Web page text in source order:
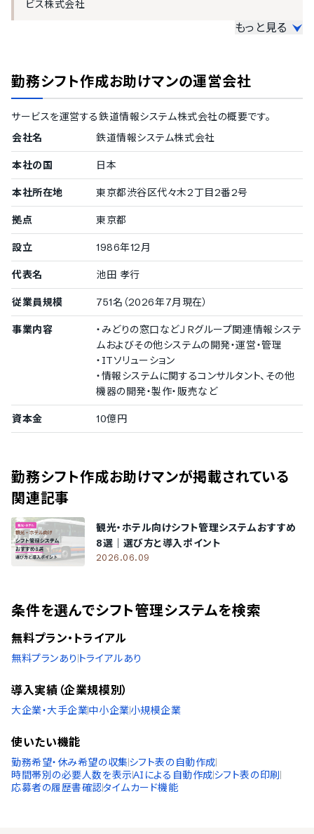
遅刻・残業などの申請機能
ビス株式会社
1000名以上
京セラ株式会社/合同会社DMM.com/日本ホテル株式会
社/株式会社マルハン/雪印メグミルク株式会社/コネク
シオ株式会社
/アパホテル株式会社/株式会社麻生 飯塚病
院/サトフードサービス株式会社
500〜999名
株式会社エムアイカード/株式会社JR西日本交通サービス
/株式会社ジェイアール東海ホテルズ
ソニー銀行株式会社/
中小企業の導入実績
従業員数20名〜300名未満の企業を中小企業としてご紹介してい
ます。
100〜299名
株式会社ユニクエスト
合同会社KITSライン
導入実績（企業規模不明）
従業員数の確認が取れなかった企業をご紹介しています。
もっと見る
勤務シフト作成お助けマンの運営会社
サービスを運営する鉄道情報システム株式会社の概要です。
会社名
鉄道情報システム株式会社
本社の国 日本
本社所在地 東京都渋谷区代々木2丁目2番2号
拠点 東京都
設立 1986年12月
代表名 池田 孝行
従業員規模 751名（2026年7月現在）
事業内容
・みどりの窓口などＪＲグループ関連情報システ
ムおよびその他システムの開発・運営・管理
・ITソリューション
・情報システムに関するコンサルタント、その他
機器の開発・製作・販売など
資本金 10億円
勤務シフト作成お助けマンが掲載されている
関連記事
観光・ホテル向けシフト管理システムおすすめ
8選｜選び方と導入ポイント
2026.06.09
条件を選んでシフト管理システムを検索
無料プラン・トライアル
無料プランあり トライアルあり
導入実績（企業規模別）
大企業・大手企業中小企業小規模企業
使いたい機能
勤務希望・休み希望の収集シフト表の自動作成
時間帯別の必要人数を表示AIによる自動作成シフト表の印刷
応募者の履歴書確認タイムカード機能